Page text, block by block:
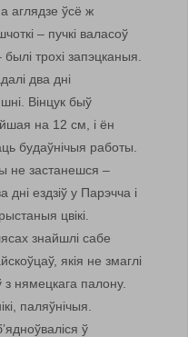
аглядзе ўсё ж
– пучкі валасоў
трохі запэцканыя.
два дні
Вінцук быў
на 12 см, і ён
будаўнічыя работы.
не застанешся –
дні ездзіў у Парэчча і
цвікі.
знайшлі сабе
якія не змаглі
нямецкага палону.
паляўнічыя.
ў